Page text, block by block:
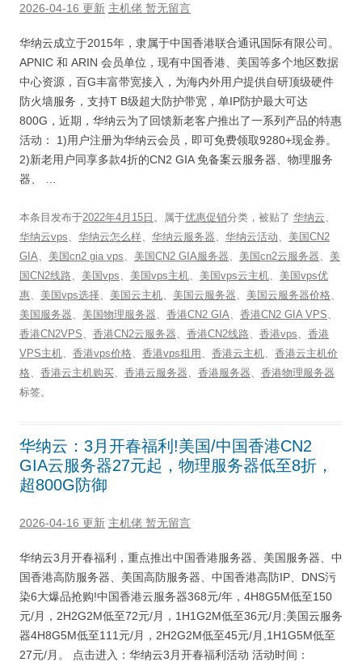
2026-04-16 更新 主机佬 暂无留言
华纳云成立于2015年，隶属于中国香港联合通讯国际有限公司。
APNIC 和 ARIN 会员单位，现有中国香港、美国等多个地区数据
中心资源，百G丰富带宽接入，为海内外用户提供自研顶级硬件
防火墙服务，支持T B级超大防护带宽，单IP防护最大可达
800G，近期，华纳云为了回馈新老客户推出了一系列产品的特惠
活动： 1)用户注册为华纳云会员，即可免费领取9280+现金券。
2)新老用户同享多款4折的CN2 GIA 免备案云服务器、物理服务
器、 …
本条目发布于2022年4月15日 。属于优惠促销分类，被贴了 华纳云、
华纳云vps、 华纳云怎么样、 华纳云服务器、 华纳云活动、 美国CN2
GIA、 美国cn2 gia vps、 美国CN2 GIA服务器、 美国cn2云服务器、 美
国CN2线路、 美国vps、 美国vps主机、 美国vps云主机、 美国vps优
惠、 美国vps选择、 美国云主机、 美国云服务器、 美国云服务器价格、
美国服务器、 美国物理服务器、 香港CN2 GIA、 香港CN2 GIA VPS、
香港CN2VPS、 香港CN2云服务器、 香港CN2线路、 香港vps、 香港
VPS主机、 香港vps价格、 香港vps租用 、 香港云主机、 香港云主机价
格、 香港云主机购买、 香港云服务器、 香港服务器、 香港物理服务器
标签。
华纳云：3月开春福利!美国/中国香港CN2
GIA云服务器27元起，物理服务器低至8折，
超800G防御
2026-04-16 更新 主机佬 暂无留言
华纳云3月开春福利，重点推出中国香港服务器、美国服务器、中
国香港高防服务器、美国高防服务器、中国香港高防IP、DNS污
染6大爆品抢购!中国香港云服务器368元/年，4H8G5M低至150
元/月，2H2G2M低至72元/月，1H1G2M低至36元/月;美国云服务
器4H8G5M低至111元/月，2H2G2M低至45元/月,1H1G5M低至
27元/月。 点击进入：华纳云3月开春福利活动 活动时间：